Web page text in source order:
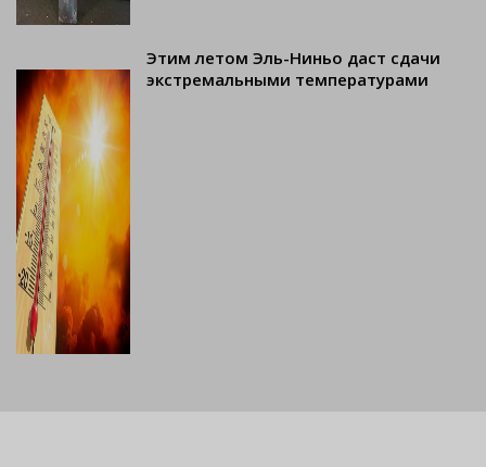
Этим летом Эль-Ниньо даст сдачи
экстремальными температурами